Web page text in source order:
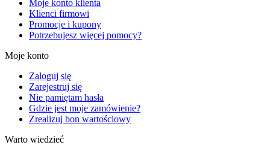
Moje konto klienta
Klienci firmowi
Promocje i kupony
Potrzebujesz więcej pomocy?
Moje konto
Zaloguj się
Zarejestruj się
Nie pamiętam hasła
Gdzie jest moje zamówienie?
Zrealizuj bon wartościowy
Warto wiedzieć